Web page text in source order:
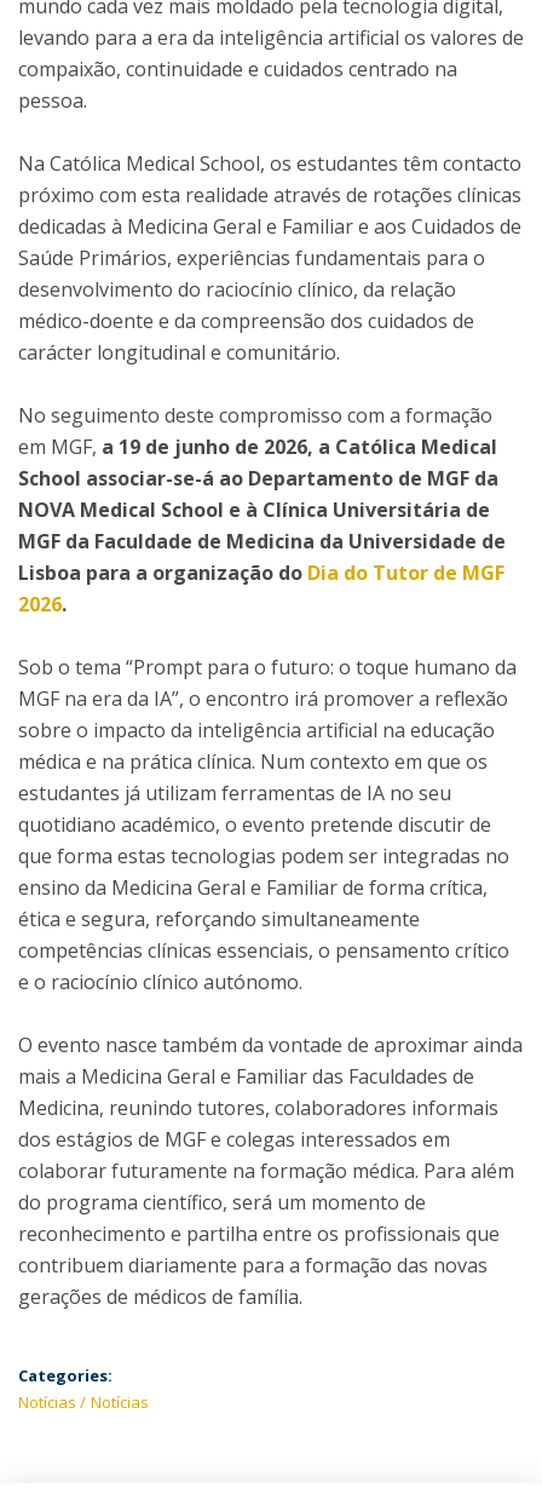
mundo cada vez mais moldado pela tecnologia digital,
levando para a era da inteligência artificial os valores de
compaixão, continuidade e cuidados centrado na
pessoa.
Na Católica Medical School, os estudantes têm contacto
próximo com esta realidade através de rotações clínicas
dedicadas à Medicina Geral e Familiar e aos Cuidados de
Saúde Primários, experiências fundamentais para o
desenvolvimento do raciocínio clínico, da relação
médico-doente e da compreensão dos cuidados de
carácter longitudinal e comunitário.
No seguimento deste compromisso com a formação
em MGF, a 19 de junho de 2026, a Católica Medical
School associar-se-á ao Departamento de MGF da
NOVA Medical School e à Clínica Universitária de
MGF da Faculdade de Medicina da Universidade de
Lisboa para a organização do Dia do Tutor de MGF
2026.
Sob o tema “Prompt para o futuro: o toque humano da
MGF na era da IA”, o encontro irá promover a reflexão
sobre o impacto da inteligência artificial na educação
médica e na prática clínica. Num contexto em que os
estudantes já utilizam ferramentas de IA no seu
quotidiano académico, o evento pretende discutir de
que forma estas tecnologias podem ser integradas no
ensino da Medicina Geral e Familiar de forma crítica,
ética e segura, reforçando simultaneamente
competências clínicas essenciais, o pensamento crítico
e o raciocínio clínico autónomo.
O evento nasce também da vontade de aproximar ainda
mais a Medicina Geral e Familiar das Faculdades de
Medicina, reunindo tutores, colaboradores informais
dos estágios de MGF e colegas interessados em
colaborar futuramente na formação médica. Para além
do programa científico, será um momento de
reconhecimento e partilha entre os profissionais que
contribuem diariamente para a formação das novas
gerações de médicos de família.
Categories:
Notícias
Notícias